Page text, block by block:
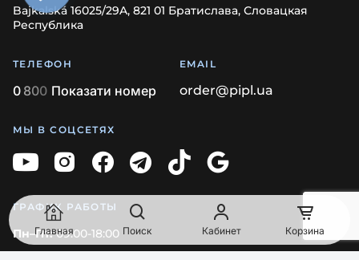
Главная Поиск Кабинет Корзина
Bajkalská 16025/29A, 821 01 Братислава, Словацкая
Республика
ТЕЛЕФОН
0 800 Показати номер
EMAIL
order@pipl.ua
МЫ В СОЦСЕТЯХ
ГРАФИК РАБОТЫ
Пн–Пт:09:00-18:00